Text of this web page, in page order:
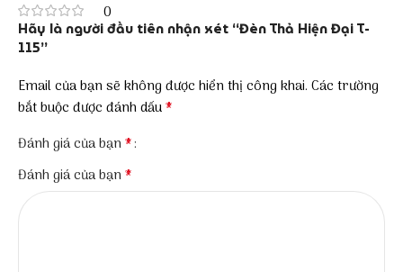
0
Hãy là người đầu tiên nhận xét “Đèn Thả Hiện Đại T-
115”
Email của bạn sẽ không được hiển thị công khai. Các trường
bắt buộc được đánh dấu*
Đánh giá của bạn*
Đánh giá của bạn*